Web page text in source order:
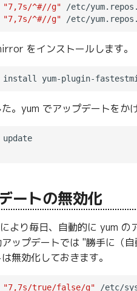
"7,7s/^#//g" /etc/
"7,7s/^#//g"
をインストールします。
。yum でアップデートをか
ートの無効化
より毎日、自動的に yum
ップデートでは "勝手に（
無効化しておきます。
"7,7s/true/false/g"